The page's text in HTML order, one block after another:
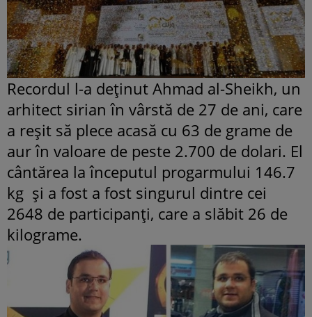
Recordul l-a deţinut Ahmad al-Sheikh, un
arhitect sirian în vârstă de 27 de ani, care
a reşit să plece acasă cu 63 de grame de
aur în valoare de peste 2.700 de dolari. El
cântărea la începutul progarmului 146.7
kg şi a fost a fost singurul dintre cei
2648 de participanţi, care a slăbit 26 de
kilograme.